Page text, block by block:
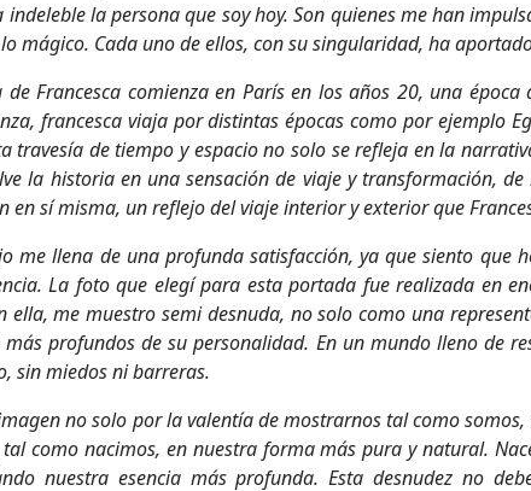
indeleble la persona que soy hoy. Son quienes me han
mágico. Cada uno de ellos, con su singularidad, ha
de Francesca comienza en París en los años 20, una
francesca viaja por distintas épocas como por ejemplo
travesía de tiempo y espacio no solo se refleja en la
la historia en una sensación de viaje y transformación,
en sí misma, un reflejo del viaje interior y exterior que
me llena de una profunda satisfacción, ya que siento
La foto que elegí para esta portada fue realizada en
ella, me muestro semi desnuda, no solo como una
más profundos de su personalidad. En un mundo lleno de
sin miedos ni barreras.
no solo por la valentía de mostrarnos tal como
tal como nacimos, en nuestra forma más pura y natural.
nuestra esencia más profunda. Esta desnudez no